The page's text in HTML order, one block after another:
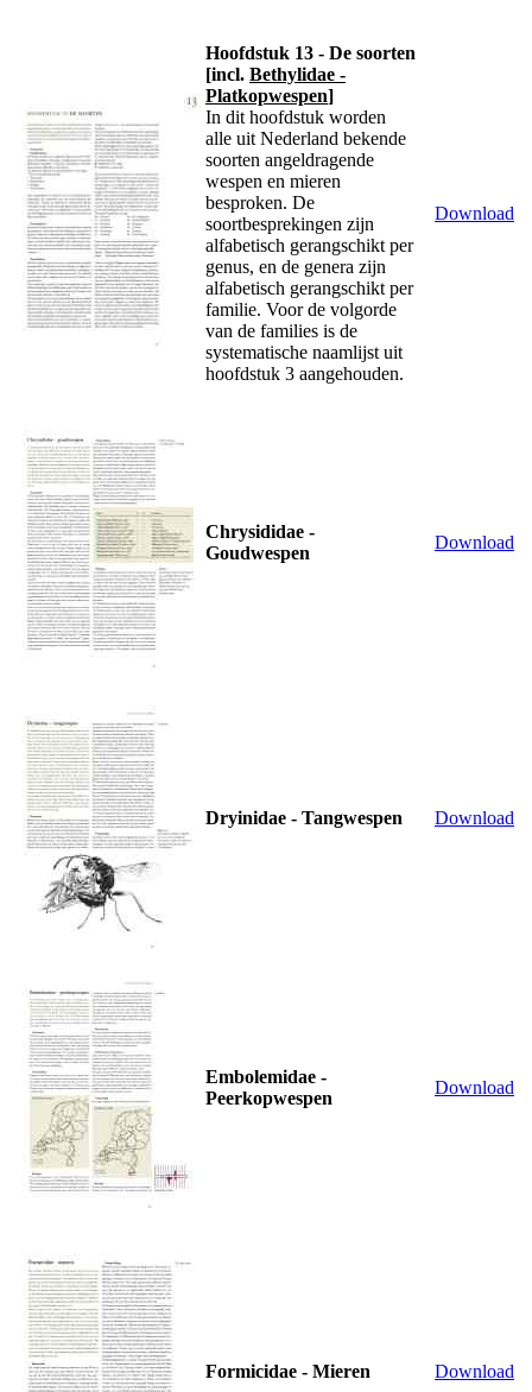
Hoofdstuk 13 - De soorten
[incl. Bethylidae -
Platkopwespen]
In dit hoofdstuk worden
alle uit Nederland bekende
soorten angeldragende
wespen en mieren
besproken. De
soortbesprekingen zijn
alfabetisch gerangschikt per
genus, en de genera zijn
alfabetisch gerangschikt per
familie. Voor de volgorde
van de families is de
systematische naamlijst uit
hoofdstuk 3 aangehouden.
Download
Chrysididae -
Goudwespen
Download
Dryinidae - Tangwespen Download
Embolemidae -
Peerkopwespen
Download
Formicidae - Mieren Download